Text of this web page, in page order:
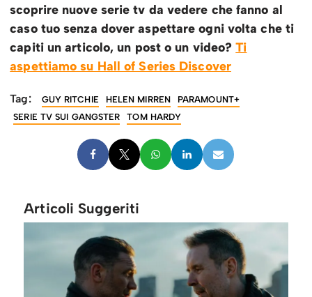
scoprire nuove serie tv da vedere che fanno al
caso tuo senza dover aspettare ogni volta che ti
capiti un articolo, un post o un video?Ti
aspettiamo su Hall of Series Discover
Tag: GUY RITCHIE HELEN MIRREN
PARAMOUNT+
SERIE TV SUI GANGSTER
TOM HARDY
Articoli Suggeriti